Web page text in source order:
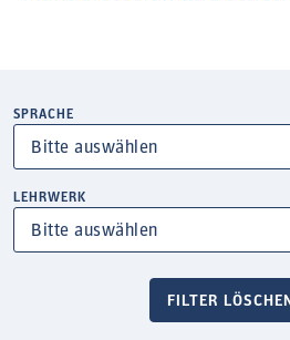
SPRACHE
LEHRWERK
FILTER LÖSCHEN